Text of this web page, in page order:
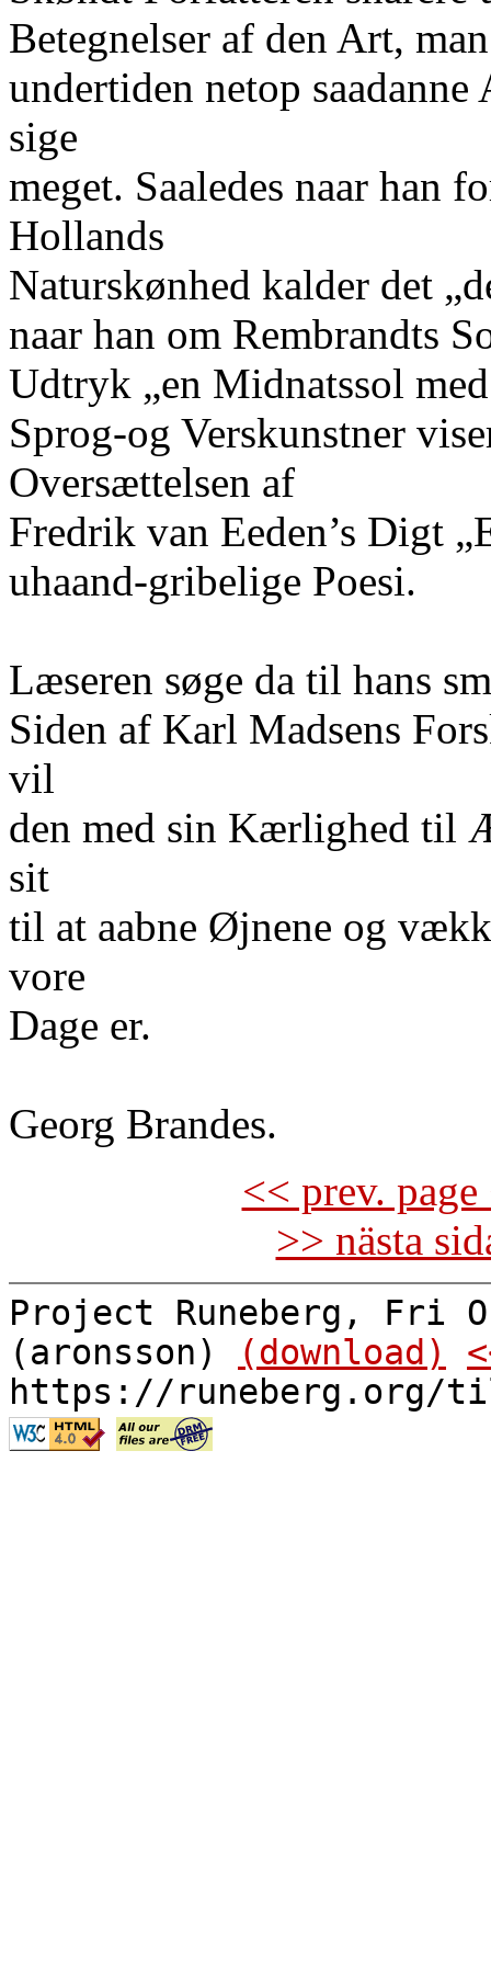
Betegnelser af den Art,
undertiden netop
sige
meget. Saaledes naar han
Hollands
Naturskønhed kalder det
naar han om Rembrandts
Udtryk „en Midnatssol
Sprog-og Verskunstner
Oversættelsen af
Fredrik van Eeden’s Digt
uhaand-gribelige Poesi.
Læseren søge da til hans
Siden af Karl Madsens
vil
den med sin Kærlighed til
sit
til at aabne Øjnene og
vore
Dage er.
Georg Brandes.
<< prev.
>> nästa
Project Runeberg, Fri
(aronsson)
(download)
https://runeberg.org/